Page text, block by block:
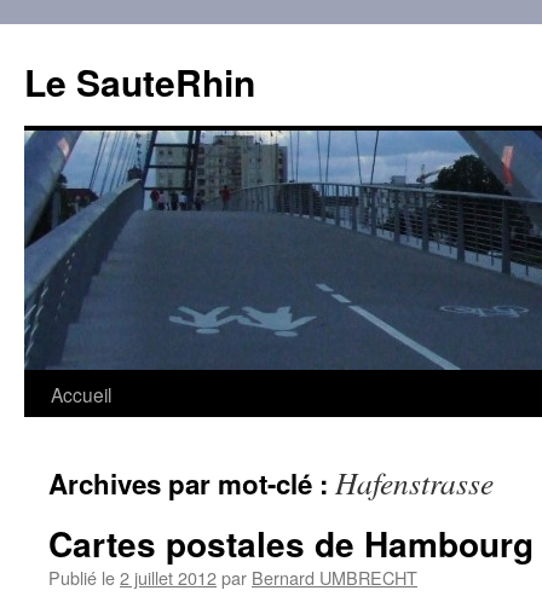
contenu
Le SauteRhin
Accueil
Archives par mot-clé : Hafenstrasse
Cartes postales de Hambourg
Publié le2 juillet 2012par Bernard UMBRECHT